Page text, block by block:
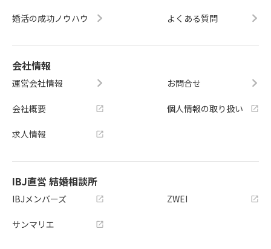
029 大阪府
030 大阪府
BLANCA　大石珠花子
031
033 東京都
婚活の成功ノウハウ よくある質問
会社情報
運営会社情報
会社概要
求人情報
お問合せ
個人情報の取り扱い
IBJ直営 結婚相談所
IBJメンバーズ
サンマリエ
ZWEI